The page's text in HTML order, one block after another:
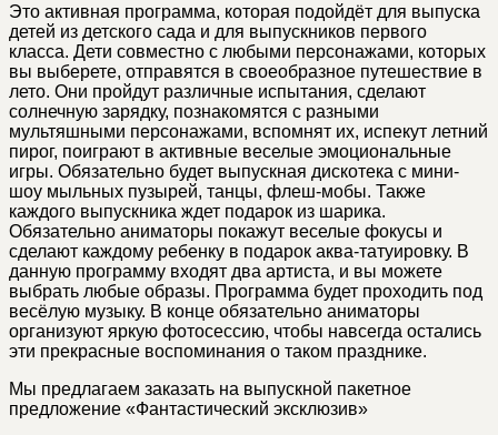
Это активная программа, которая подойдёт для выпуска
детей из детского сада и для выпускников первого
класса. Дети совместно с любыми персонажами, которых
вы выберете, отправятся в своеобразное путешествие в
лето. Они пройдут различные испытания, сделают
солнечную зарядку, познакомятся с разными
мультяшными персонажами, вспомнят их, испекут летний
пирог, поиграют в активные веселые эмоциональные
игры. Обязательно будет выпускная дискотека с мини-
шоу мыльных пузырей, танцы, флеш-мобы. Также
каждого выпускника ждет подарок из шарика.
Обязательно аниматоры покажут веселые фокусы и
сделают каждому ребенку в подарок аква-татуировку. В
данную программу входят два артиста, и вы можете
выбрать любые образы. Программа будет проходить под
весёлую музыку. В конце обязательно аниматоры
организуют яркую фотосессию, чтобы навсегда остались
эти прекрасные воспоминания о таком празднике.
Мы предлагаем заказать на выпускной пакетное
предложение «Фантастический эксклюзив»